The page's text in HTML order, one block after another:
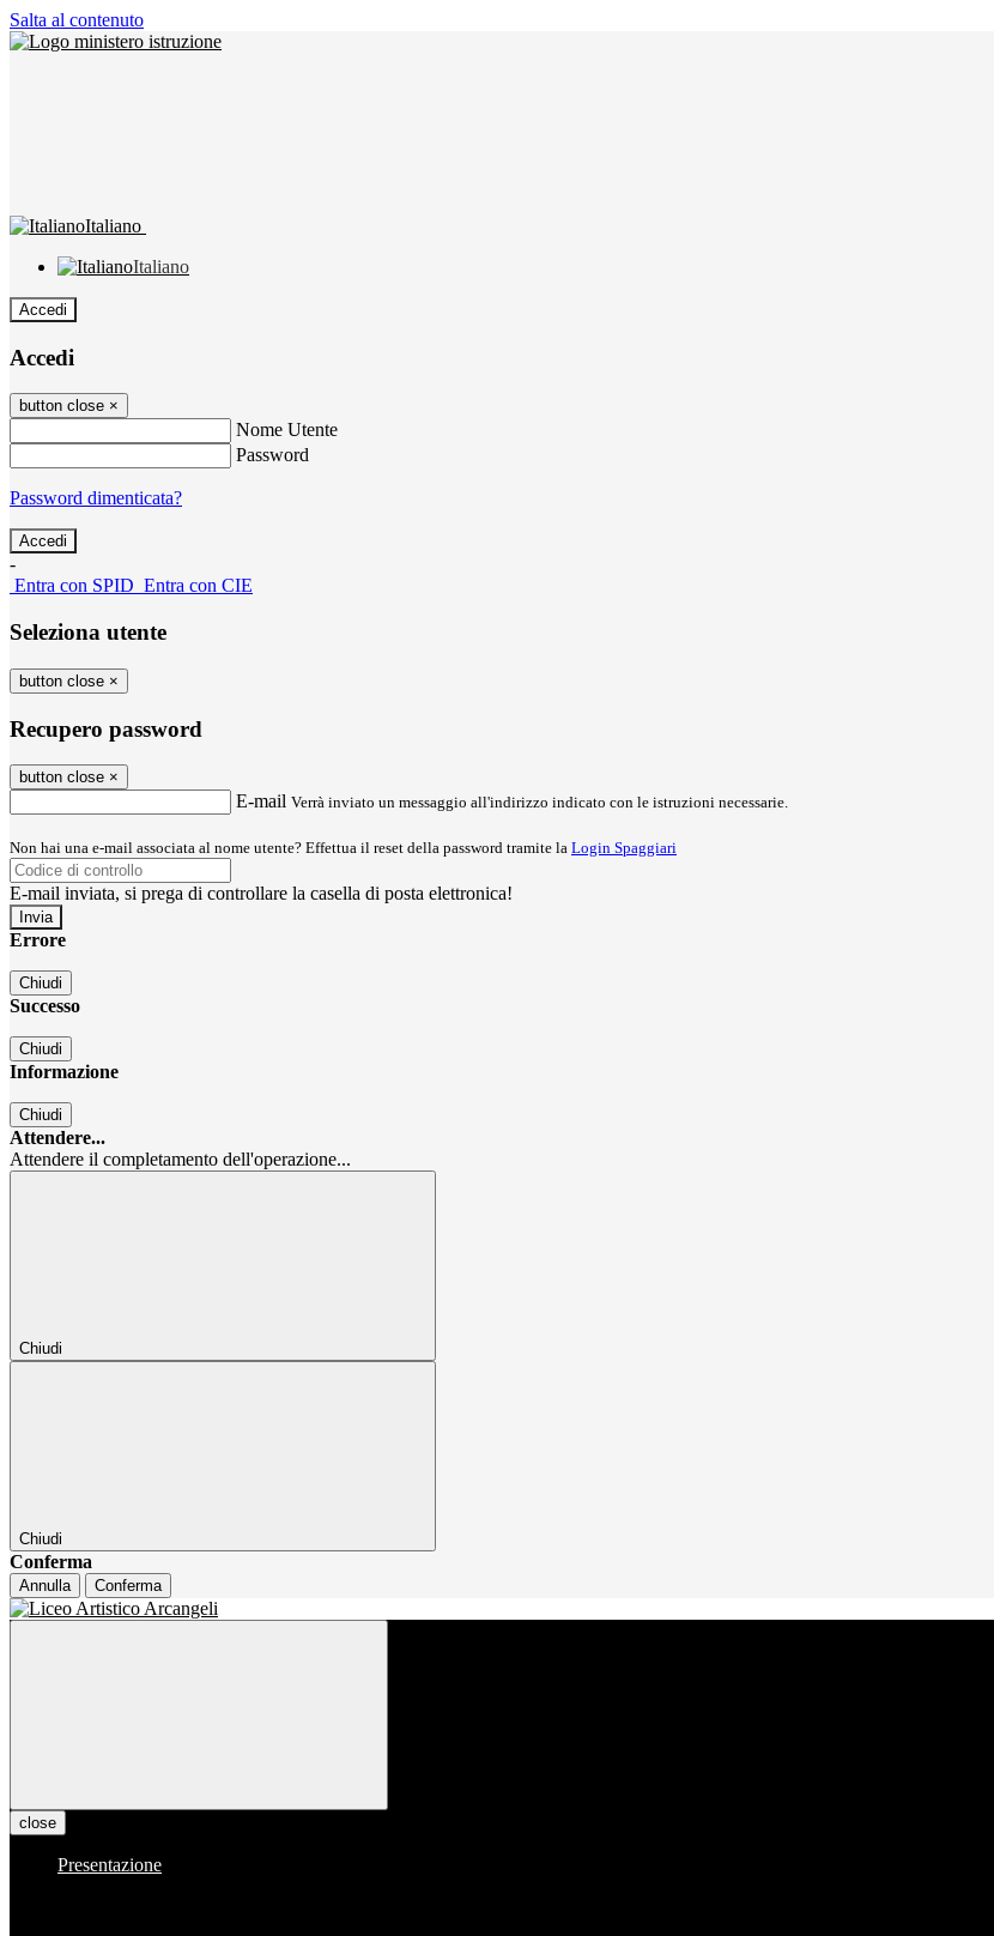
Salta al contenuto
Italiano
Italiano
Accedi
Accedi
button close ×
Nome Utente
Password
Password dimenticata?
-
Entra con SPID Entra con CIE
Seleziona utente
button close ×
Recupero password
button close ×
E-mail Verrà inviato un messaggio all'indirizzo indicato con le istruzioni necessarie.
Non hai una e-mail associata al nome utente? Effettua il reset della password tramite la Login Spaggiari
E-mail inviata, si prega di controllare la casella di posta elettronica!
Errore
Chiudi
Successo
Chiudi
Informazione
Chiudi
Attendere...
Attendere il completamento dell'operazione...
Chiudi
Chiudi
Conferma
Annulla Conferma
close
Presentazione